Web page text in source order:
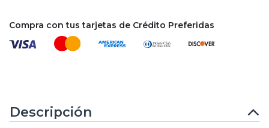
Compra con tus tarjetas de Crédito Preferidas
Descripción